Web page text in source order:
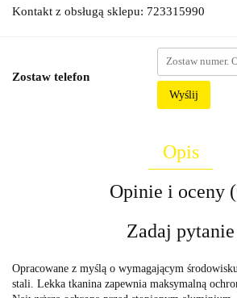
Kontakt z obsługą sklepu: 723315990
Zostaw telefon
Wyślij
Opis
Opinie i oceny
Zadaj pytanie
Opracowane z myślą o wymagającym
stali. Lekka tkanina zapewnia maksymalną